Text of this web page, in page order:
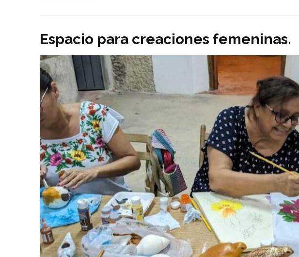
Espacio para creaciones femeninas.